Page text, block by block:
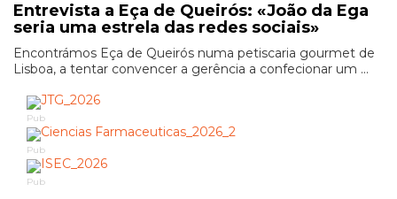
Entrevista a Eça de Queirós: «João da Ega
seria uma estrela das redes sociais»
Encontrámos Eça de Queirós numa petiscaria gourmet de
Lisboa, a tentar convencer a gerência a confecionar um ...
Pub
Pub
Pub